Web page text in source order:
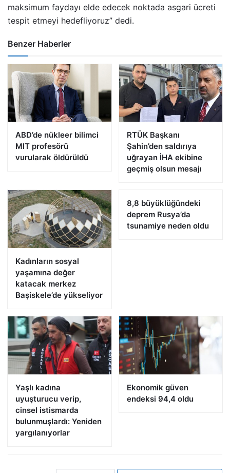
maksimum faydayı elde edecek noktada asgari ücreti
tespit etmeyi hedefliyoruz” dedi.
Benzer Haberler
ABD’de nükleer bilimci
MIT profesörü
vurularak öldürüldü
RTÜK Başkanı
Şahin’den saldırıya
uğrayan İHA ekibine
geçmiş olsun mesajı
Kadınların sosyal
yaşamına değer
katacak merkez
Başiskele’de yükseliyor
8,8 büyüklüğündeki
deprem Rusya’da
tsunamiye neden oldu
Yaşlı kadına
uyuşturucu verip,
cinsel istismarda
bulunmuşlardı: Yeniden
yargılanıyorlar
Ekonomik güven
endeksi 94,4 oldu